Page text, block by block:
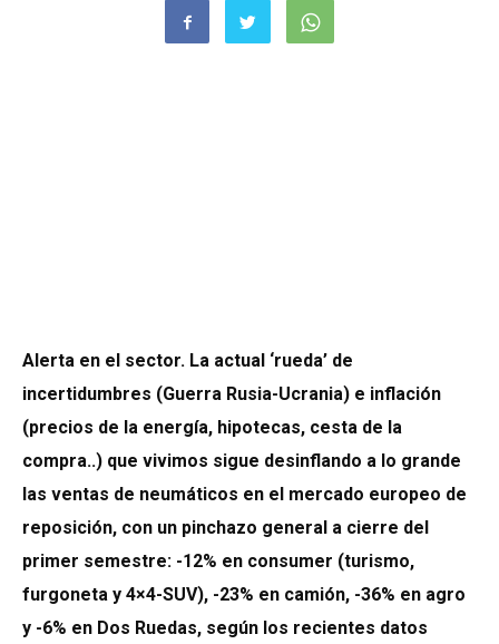
Alerta en el sector. La actual ‘rueda’ de
incertidumbres (Guerra Rusia-Ucrania) e inflación
(precios de la energía, hipotecas, cesta de la
compra..) que vivimos sigue desinflando a lo grande
las ventas de neumáticos en el mercado europeo de
reposición, con un pinchazo general a cierre del
primer semestre: -12% en consumer (turismo,
furgoneta y 4×4-SUV), -23% en camión, -36% en agro
y -6% en Dos Ruedas, según los recientes datos